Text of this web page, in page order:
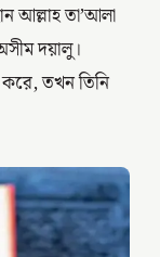
আল্লাহ তা’আলা
দয়ালু।
করে, তখন তিনি